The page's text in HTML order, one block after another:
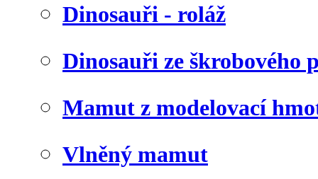
Dinosauři - roláž
Dinosauři ze škrobového
Mamut z modelovací
Vlněný mamut